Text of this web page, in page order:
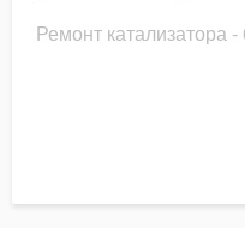
Ремонт катализатора -